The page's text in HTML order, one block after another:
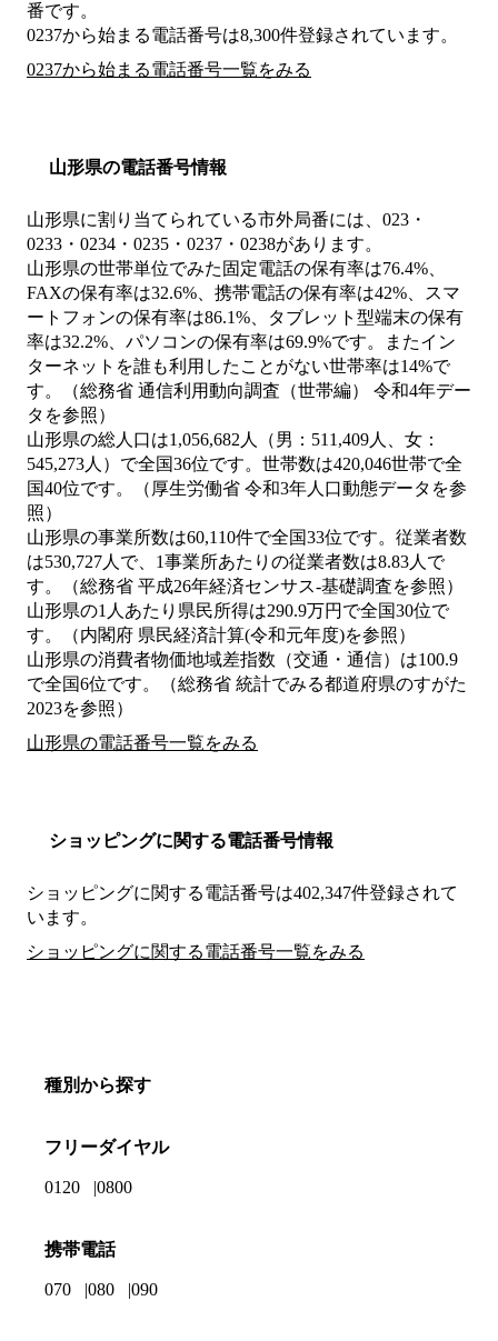
番です。
0237から始まる電話番号は8,300件登録されています。
0237から始まる電話番号一覧をみる
山形県の電話番号情報
山形県に割り当てられている市外局番には、023・
0233・0234・0235・0237・0238があります。
山形県の世帯単位でみた固定電話の保有率は76.4%、
FAXの保有率は32.6%、携帯電話の保有率は42%、スマ
ートフォンの保有率は86.1%、タブレット型端末の保有
率は32.2%、パソコンの保有率は69.9%です。またイン
ターネットを誰も利用したことがない世帯率は14%で
す。（総務省 通信利用動向調査（世帯編） 令和4年デー
タを参照）
山形県の総人口は1,056,682人（男：511,409人、女：
545,273人）で全国36位です。世帯数は420,046世帯で全
国40位です。（厚生労働省 令和3年人口動態データを参
照）
山形県の事業所数は60,110件で全国33位です。従業者数
は530,727人で、1事業所あたりの従業者数は8.83人で
す。（総務省 平成26年経済センサス‐基礎調査を参照）
山形県の1人あたり県民所得は290.9万円で全国30位で
す。（内閣府 県民経済計算(令和元年度)を参照）
山形県の消費者物価地域差指数（交通・通信）は100.9
で全国6位です。（総務省 統計でみる都道府県のすがた
2023を参照）
山形県の電話番号一覧をみる
ショッピングに関する電話番号情報
ショッピングに関する電話番号は402,347件登録されて
います。
ショッピングに関する電話番号一覧をみる
種別から探す
フリーダイヤル
0120 0800
携帯電話
070 080 090